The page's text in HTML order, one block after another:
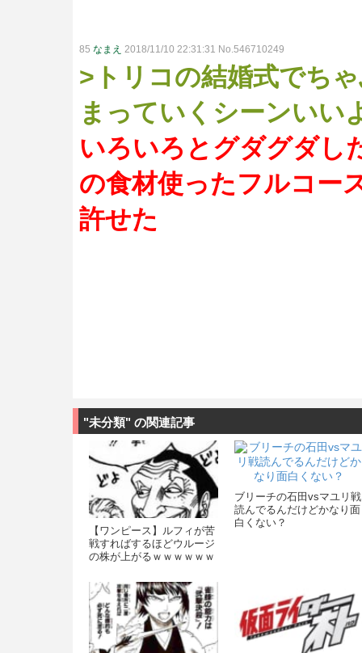
85 なまえ 2018/11/10 22:31:31 No.546710249
>トリコの結婚式でち
まっていくシーンいい
いろいろとグダグダし
の食材使ったフルコー
許せた
"未分類" の関連記事
【ワンピース】ルフィが苦
戦すればするほどウルージ
の株が上がるｗｗｗｗｗｗ
ブリーチの石田vsマユリ戦
読んでるんだけどかなり面
白くない？